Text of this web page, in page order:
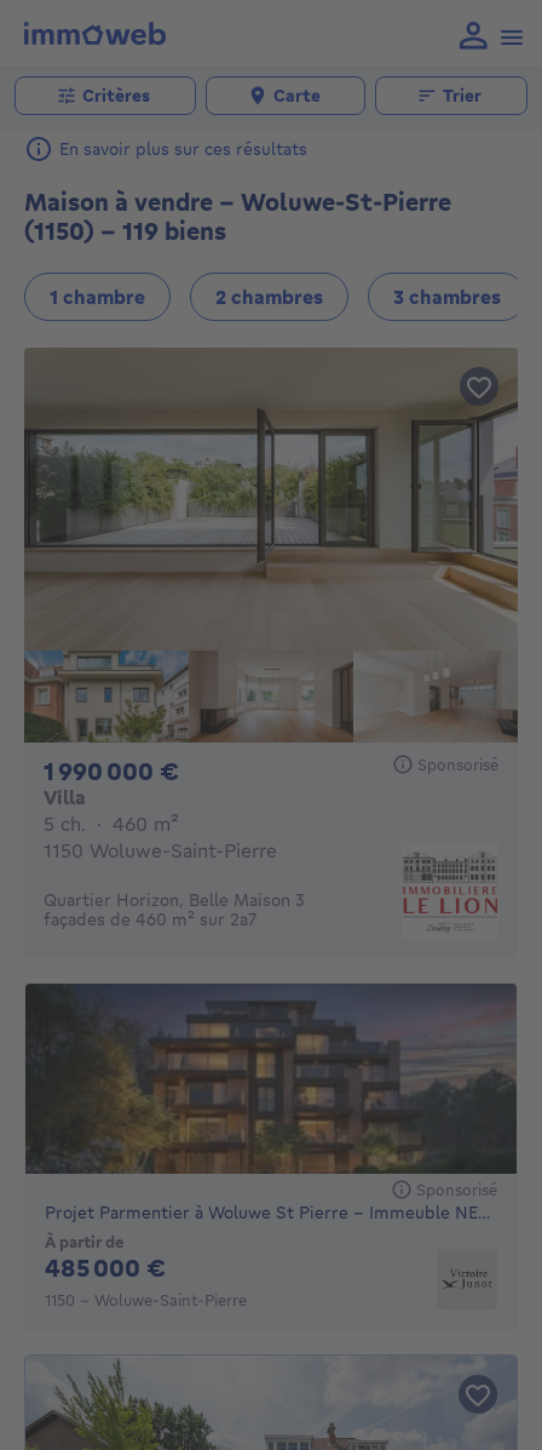
Critères Carte Trier
En savoir plus sur ces résultats
Maison à vendre - Woluwe-St-Pierre
(1150) - 119 biens
1 chambre 2 chambres 3 chambres
1 990 000 € Sponsorisé
Villa
5 ch. 5 chambres
· 460 m²
1150 Woluwe-Saint-Pierre
Quartier Horizon, Belle Maison 3
façades de 460 m² sur 2a7
Sponsorisé
Projet Parmentier à Woluwe St Pierre - Immeuble NEUF, 16 uni
À partir de
485 000 €
1150 - Woluwe-Saint-Pierre